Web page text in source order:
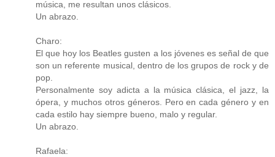
música, me resultan unos clásicos.
Un abrazo.
Charo:
El que hoy los Beatles gusten a los jóvenes es señal de que
son un referente musical, dentro de los grupos de rock y de
pop.
Personalmente soy adicta a la música clásica, el jazz, la
ópera, y muchos otros géneros. Pero en cada género y en
cada estilo hay siempre bueno, malo y regular.
Un abrazo.
Rafaela: